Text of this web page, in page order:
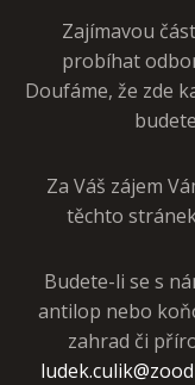
Zajímavou
probíhat
Doufáme, že zde
Za Váš zájem
těchto
Budete-li se s
antilop nebo
zahrad či